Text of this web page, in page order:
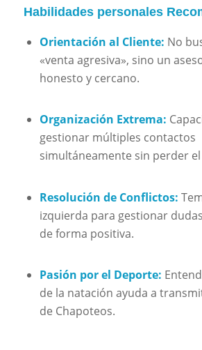
Habilidades personales
Orientación al Cliente: No
«venta agresiva», sino un
honesto y cercano.
Organización Extrema:
gestionar múltiples contactos
simultáneamente sin perder
Resolución de Conflictos:
izquierda para gestionar
de forma positiva.
Pasión por el Deporte:
de la natación ayuda a
de Chapoteos.